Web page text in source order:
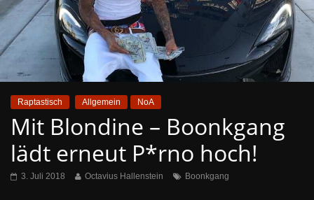
Raptastisch Allgemein NoA
Mit Blondine – Boonkgang
lädt erneut P*rno hoch!
3. Juli 2018 Octavius Hallenstein Boonkgang